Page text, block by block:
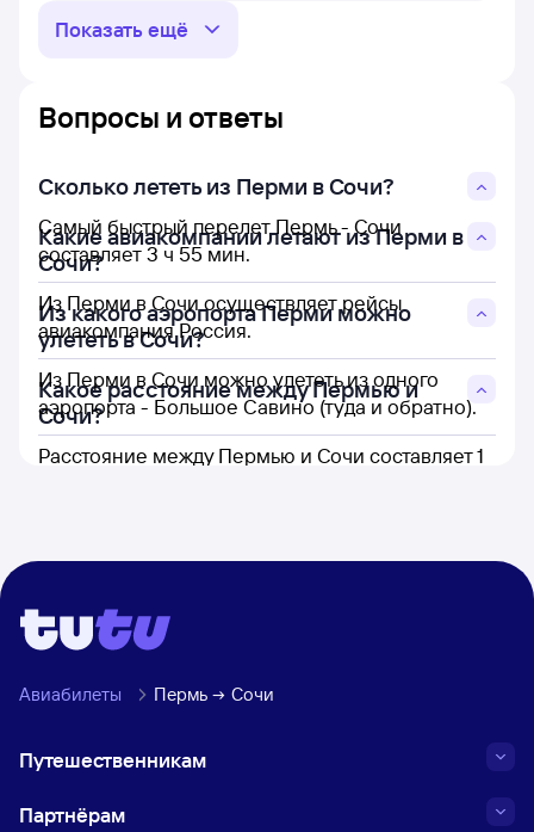
Показать ещё
Вопросы и ответы
Сколько лететь из Перми в Сочи?
Самый быстрый перелет Пермь - Сочи
составляет 3 ч 55 мин.
Какие авиакомпании летают из Перми в
Сочи?
Из Перми в Сочи осуществляет рейсы
авиакомпания Россия.
Из какого аэропорта Перми можно
улететь в Сочи?
Из Перми в Сочи можно улететь из одного
аэропорта - Большое Савино (туда и обратно).
Какое расстояние между Пермью и
Сочи?
Расстояние между Пермью и Сочи составляет 1
Авиабилеты Пермь Сочи
Путешественникам
Партнёрам